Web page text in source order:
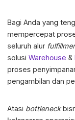
Bagi Anda yang
mempercepat
seluruh alur
solusi Warehouse &
proses
pengambilan dan
Atasi bottleneck